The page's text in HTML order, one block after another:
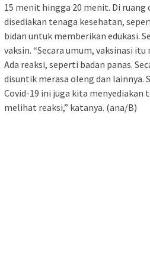
15 menit hingga 20 menit. Di
disediakan tenaga kesehatan,
bidan untuk memberikan edukasi.
vaksin. “Secara umum, vaksinasi
Ada reaksi, seperti badan panas.
disuntik merasa oleng dan lainnya.
Covid-19 ini juga kita menyediakan
melihat reaksi,” katanya. (ana/B)